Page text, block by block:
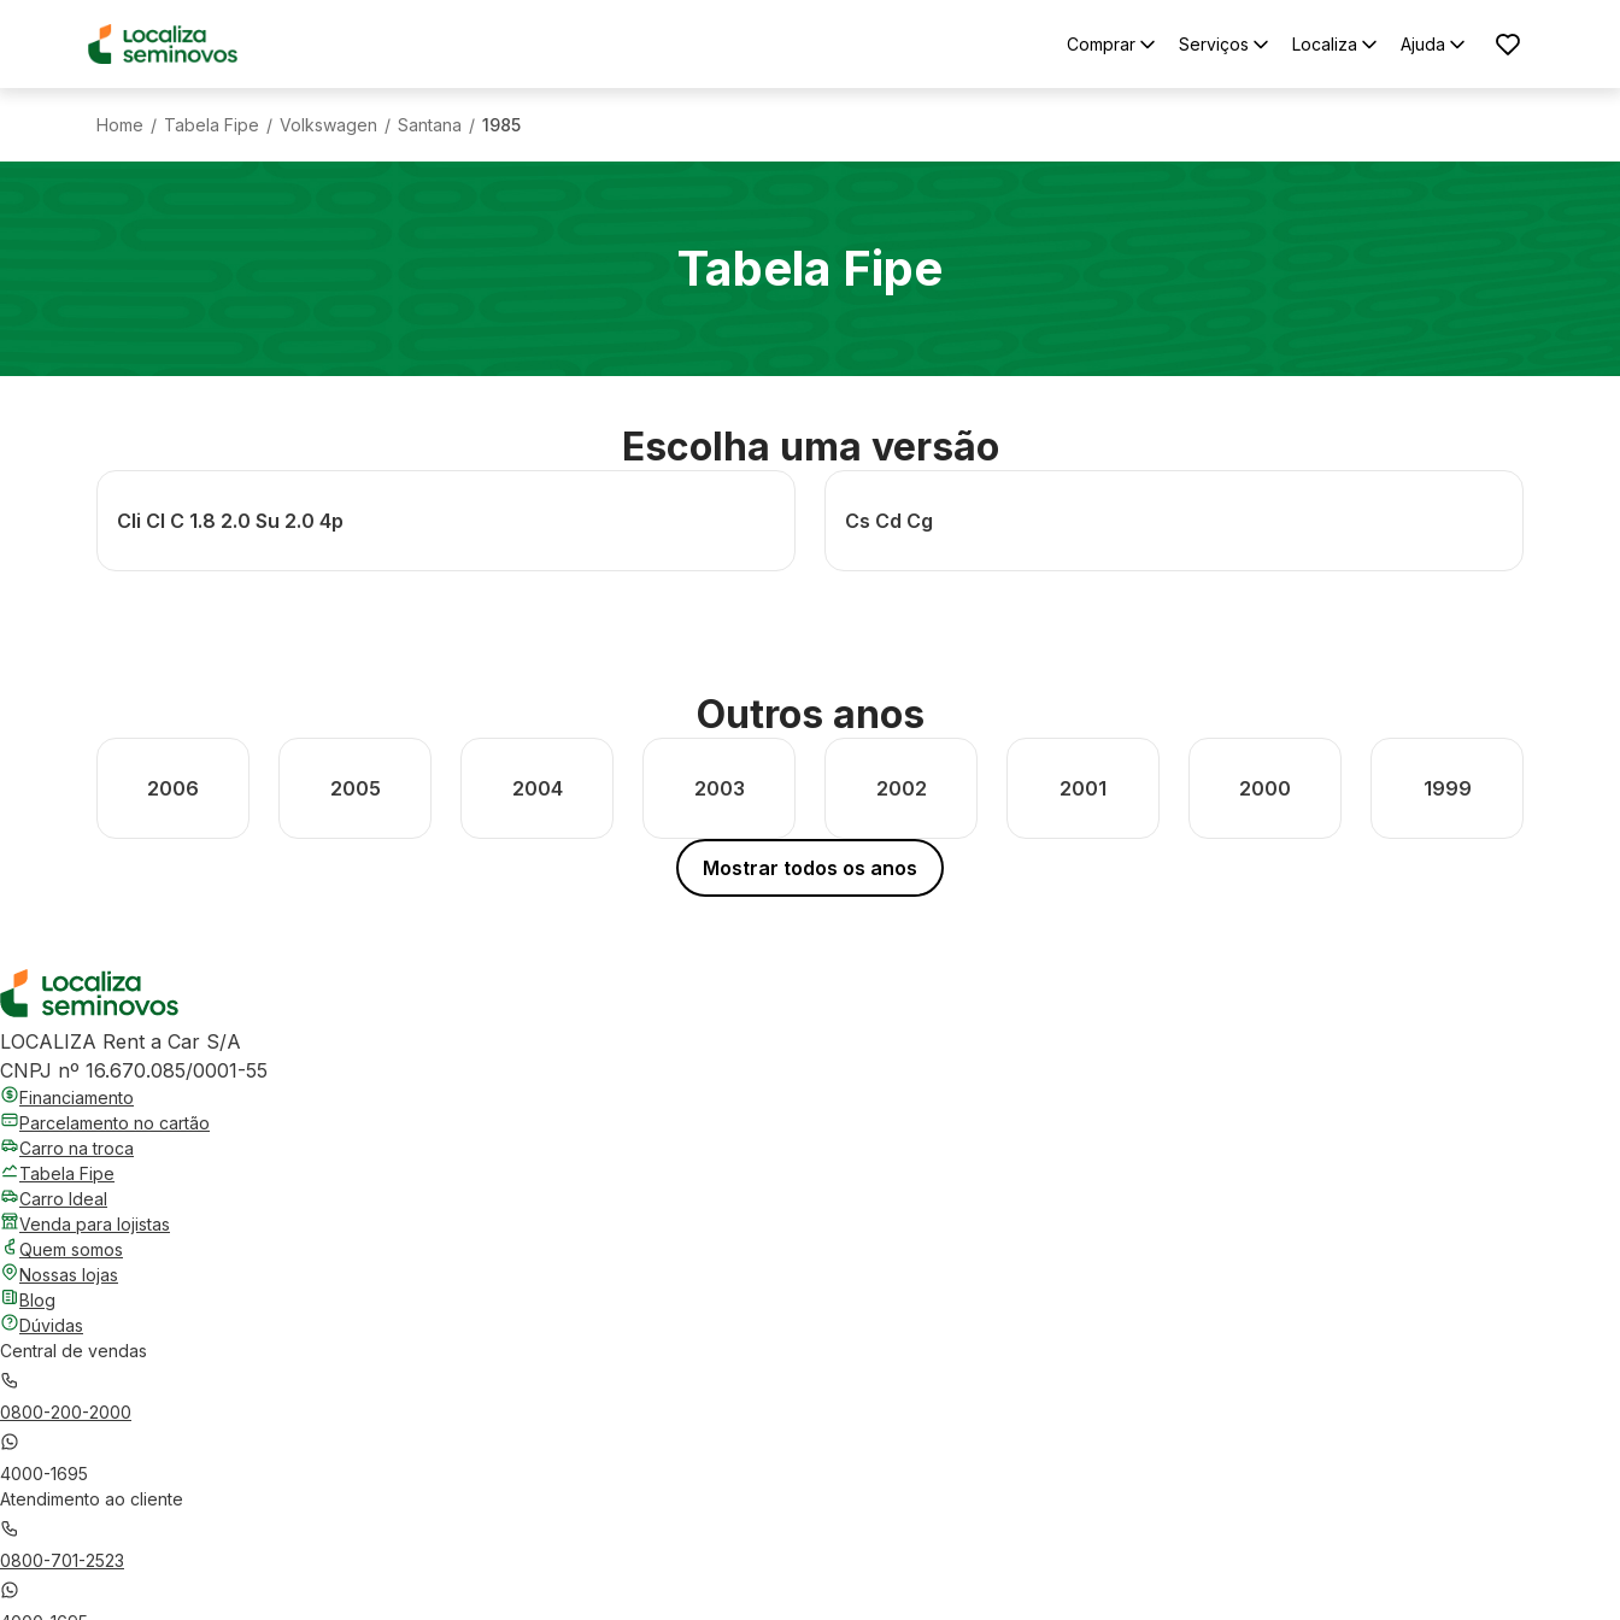
Comprar Serviços Localiza Ajuda
Home / Tabela Fipe / Volkswagen / Santana / 1985
Tabela Fipe
Escolha uma versão
Cli Cl C 1.8 2.0 Su 2.0 4p Cs Cd Cg
Outros anos
2006 2005 2004 2003 2002 2001 2000 1999
Mostrar todos os anos
LOCALIZA Rent a Car S/A
CNPJ nº 16.670.085/0001-55
Financiamento
Parcelamento no cartão
Carro na troca
Tabela Fipe
Carro Ideal
Venda para lojistas
Quem somos
Nossas lojas
Blog
Dúvidas
Central de vendas
0800-200-2000
4000-1695
Atendimento ao cliente
0800-701-2523